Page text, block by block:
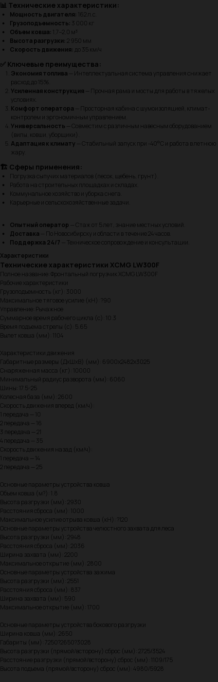
📊 Технические характеристики:
Мощность двигателя: 162 л.с.
Грузоподъемность: 3 000 кг
Объем ковша: 1,7–2,0 м³
Высота разгрузки: 2 950 мм
Скорость движения: до 35 км/ч
✅ Ключевые преимущества:
Экономия топлива — Интеллектуальная система управления снижает
расход до 15%.
Усиленная конструкция — Прочная рама и мосты для работы в тяжелых
условиях.
Комфорт оператора — Просторная кабина с шумоизоляцией, климат-
контролем и эргономичным управлением.
Универсальность — Совместим с различным навесным оборудованием
(вилы, ковши, уборщики).
Адаптация к климату — Стабильный запуск при -40°C и работа в летнюю
жару.
🏗️ Сферы применения:
Погрузка сыпучих материалов (песок, щебень, грунт).
Работа на строительных площадках и складах.
Коммунальное хозяйство и уборка снега.
Карьерные и сельскохозяйственные задачи.
Опытный оператор — Стаж от 5 лет, знание местных условий.
Доставка — По Новосибирску и области в течение 24 часов.
Поддержка 24/7 — Техническое сопровождение и консультации.
Характеристики
Технические характеристики XCMG LW300F
Полное название: Фронтальный погрузчик XCMG LW300F
Рабочие характеристики
Грузоподъемность (кг): 3000
Максимальное тяговое усилие (кН): ?90
Управление: Рычажное
Суммарное время рабочего цикла (с): 10.3
Время подъема стрелы (с): 5.65
Вылет ковша (мм): 1104
Характеристики движения
Габаритные размеры (ДхШхВ) (мм): 6900х2482х3025
Снаряженная масса (кг): 10000
Минимальный радиус разворота (мм): 6060
Шины: 17.5-25
Колесная база (мм): 2600
Скорость движения вперед (км/ч):
1 передача — 10
2 передача — 16
3 передача — 21
4 передача — 35
Скорость движения назад (км/ч):
1 передача — 14
2 передача — 25
Основные параметры устройства ковша
Объем ковша (м?): 1.8
Высота разгрузки (мм): 2930
Расстояния сброса (мм): 1000
Максимальное усилие отрыва ковша (кН): ?120
Основные параметры устройства челюстного захвата для леса
Высота разгрузки (мм): 2948
Расстояния сброса (мм): 2036
Ширина захвата (мм): 2200
Максимальное открытие (мм): 2800
Основные параметры устройства зажима
Высота разгрузки (мм): 2551
Расстояния сброса (мм): 837
Ширина захвата (мм): 590
Максимальное открытие (мм): 1700
Основные параметры устройства бокового разгрузки
Ширина ковша (мм): 2650
Габариты (мм): 7250?2650?3028
Высота разгрузки (прямой/всторону) сброс (мм): 2725/3524
Расстояние разгрузки (прямой/всторону) сброс (мм): 1109/175
Высота подъема (прямой/всторону) сброс (мм): 4980/5928